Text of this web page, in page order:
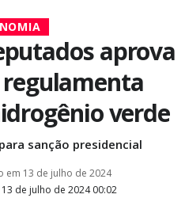
aprova
verde
sanção presidencial
de julho de 2024 00:02
em 13 de julho de 2024